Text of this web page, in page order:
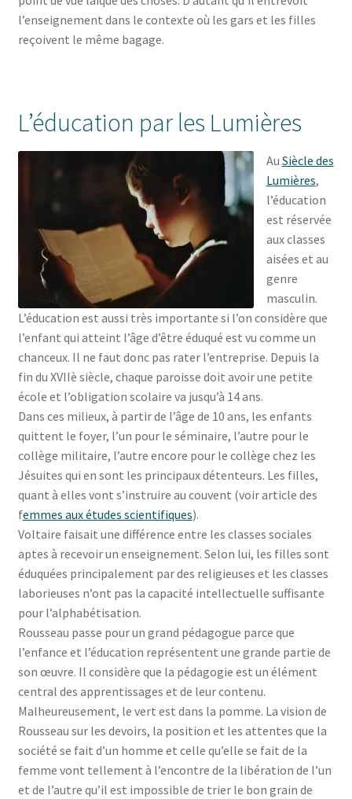
l’enseignement dans le contexte où les gars et les filles
reçoivent le même bagage.
L’éducation par les Lumières
Au Siècle des
Lumières,
l’éducation
est réservée
aux classes
aisées et au
genre
masculin.
L’éducation est aussi très importante si l’on considère que
l’enfant qui atteint l’âge d’être éduqué est vu comme un
chanceux. Il ne faut donc pas rater l’entreprise. Depuis la
fin du XVIIè siècle, chaque paroisse doit avoir une petite
école et l’obligation scolaire va jusqu’à 14 ans.
Dans ces milieux, à partir de l’âge de 10 ans, les enfants
quittent le foyer, l’un pour le séminaire, l’autre pour le
collège militaire, l’autre encore pour le collège chez les
Jésuites qui en sont les principaux détenteurs. Les filles,
quant à elles vont s’instruire au couvent (voir article des
femmes aux études scientifiques).
Voltaire faisait une différence entre les classes sociales
aptes à recevoir un enseignement. Selon lui, les filles sont
éduquées principalement par des religieuses et les classes
laborieuses n’ont pas la capacité intellectuelle suffisante
pour l’alphabétisation.
Rousseau passe pour un grand pédagogue parce que
l’enfance et l’éducation représentent une grande partie de
son œuvre. Il considère que la pédagogie est un élément
central des apprentissages et de leur contenu.
Malheureusement, le vert est dans la pomme. La vision de
Rousseau sur les devoirs, la position et les attentes que la
société se fait d’un homme et celle qu’elle se fait de la
femme vont tellement à l’encontre de la libération de l’un
et de l’autre qu’il est impossible de trier le bon grain de